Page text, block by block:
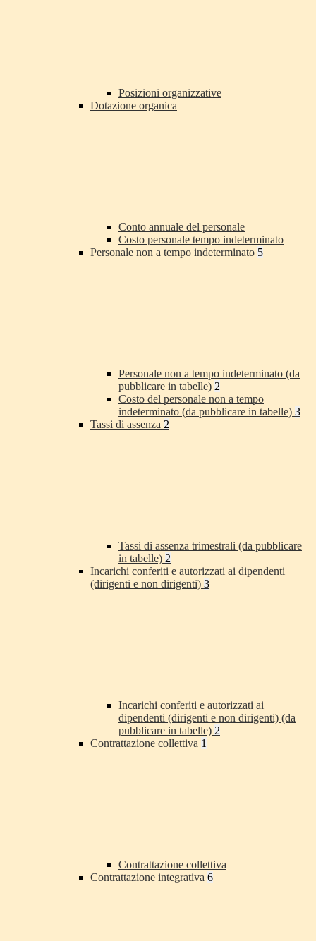
Posizioni organizzative
Dotazione organica
Conto annuale del personale
Costo personale tempo indeterminato
Personale non a tempo indeterminato 5
Personale non a tempo indeterminato (da
pubblicare in tabelle) 2
Costo del personale non a tempo
indeterminato (da pubblicare in tabelle) 3
Tassi di assenza 2
Tassi di assenza trimestrali (da pubblicare
in tabelle) 2
Incarichi conferiti e autorizzati ai dipendenti
(dirigenti e non dirigenti) 3
Incarichi conferiti e autorizzati ai
dipendenti (dirigenti e non dirigenti) (da
pubblicare in tabelle) 2
Contrattazione collettiva 1
Contrattazione collettiva
Contrattazione integrativa 6